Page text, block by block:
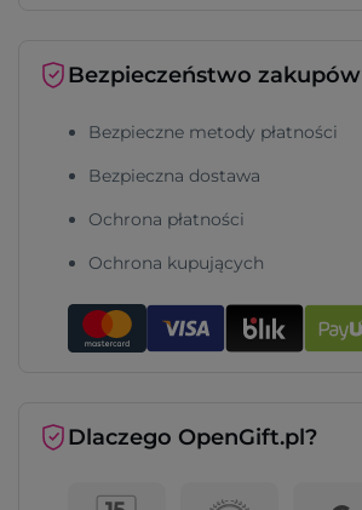
Bezpieczeństwo zakupów
Bezpieczne metody płatności
Bezpieczna dostawa
Ochrona płatności
Ochrona kupujących
Dlaczego OpenGift.pl?